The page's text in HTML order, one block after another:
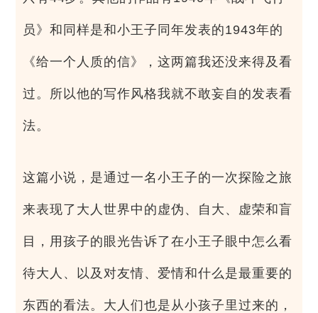
员》和同样是和小王子同年发表的1943年的
《给一个人质的信》，这两篇我还没来得及看
过。所以他的写作风格我就不敢妄自的发表看
法。
这篇小说，是通过一名小王子的一次探险之旅
来表现了大人世界中的虚伪、自大、虚荣和盲
目，用孩子的眼光告诉了在小王子眼中怎么看
待大人、以及对友情、爱情和什么是最重要的
东西的看法。大人们也是从小孩子里过来的，